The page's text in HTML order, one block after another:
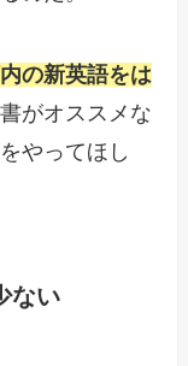
内の新英語をは
がオススメな
やってほし
ない